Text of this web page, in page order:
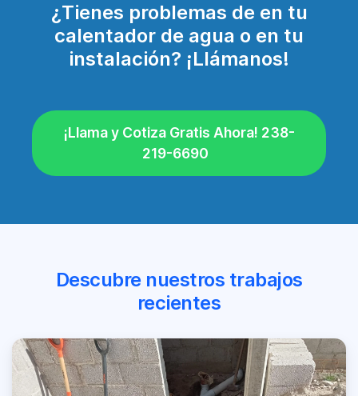
¿Tienes problemas de en tu
calentador de agua o en tu
instalación? ¡Llámanos!
¡Llama y Cotiza Gratis Ahora! 238-
219-6690
Descubre nuestros trabajos
recientes